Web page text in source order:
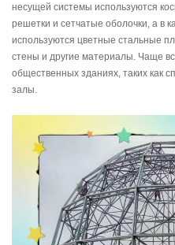
несущей системы используются
решетки и сетчатые оболочки, а в
используются цветные стальные
стены и другие материалы. Чаще
общественных зданиях, таких как
залы.